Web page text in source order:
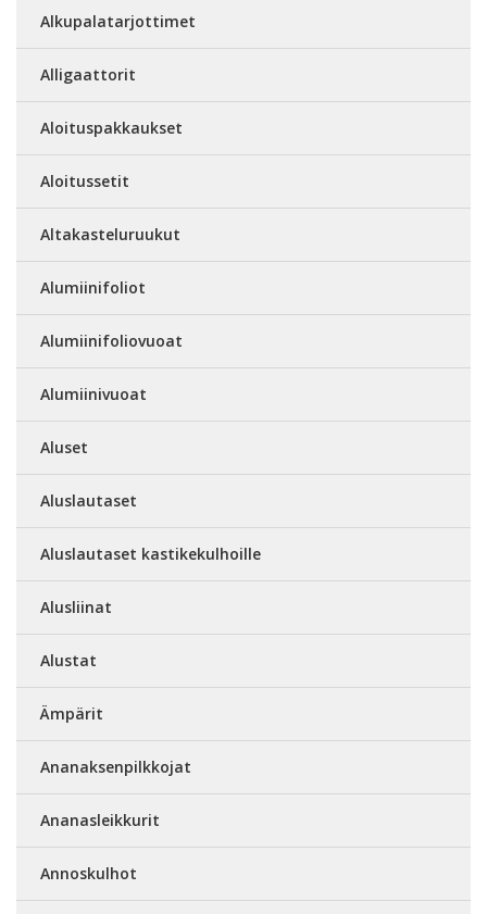
Alkupalatarjottimet
Alligaattorit
Aloituspakkaukset
Aloitussetit
Altakasteluruukut
Alumiinifoliot
Alumiinifoliovuoat
Alumiinivuoat
Aluset
Aluslautaset
Aluslautaset kastikekulhoille
Alusliinat
Alustat
Ämpärit
Ananaksenpilkkojat
Ananasleikkurit
Annoskulhot